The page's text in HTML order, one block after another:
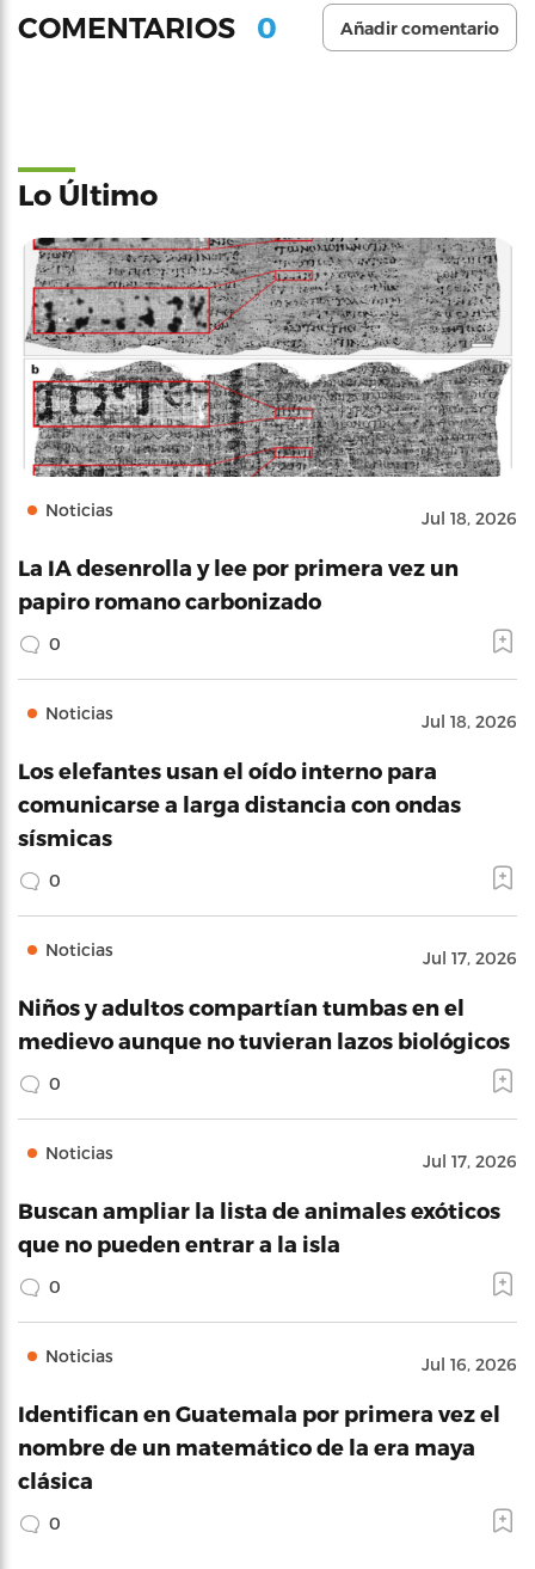
COMENTARIOS 0 Añadir comentario
Lo Último
Noticias Jul 18, 2026
La IA desenrolla y lee por primera vez un
papiro romano carbonizado
0
Noticias Jul 18, 2026
Los elefantes usan el oído interno para
comunicarse a larga distancia con ondas
sísmicas
0
Noticias Jul 17, 2026
Niños y adultos compartían tumbas en el
medievo aunque no tuvieran lazos biológicos
0
Noticias Jul 17, 2026
Buscan ampliar la lista de animales exóticos
que no pueden entrar a la isla
0
Noticias Jul 16, 2026
Identifican en Guatemala por primera vez el
nombre de un matemático de la era maya
clásica
0